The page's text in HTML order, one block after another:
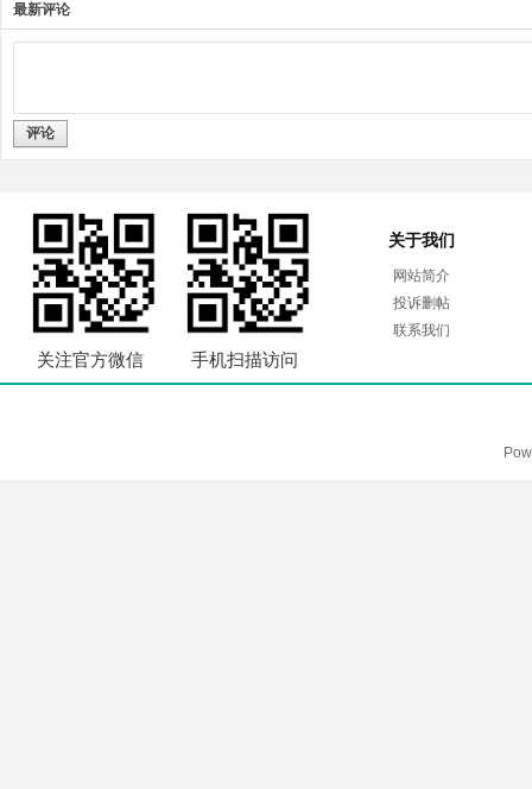
最新评论
评论
关注官方微信 手机扫描访问
关于我们
网站简介
投诉删帖
联系我们